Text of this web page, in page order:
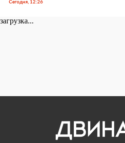
Сегодня, 12:26
загрузка...